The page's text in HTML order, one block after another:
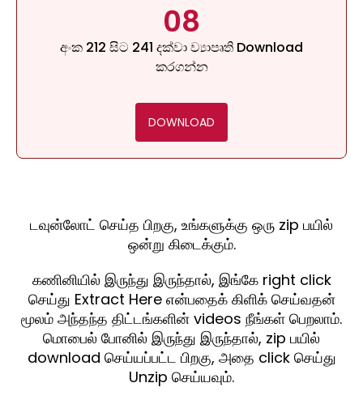
08
අංක 212 සිට 241 දක්වා ව්‍යාපෘති Download
කරගන්න
DOWNLOAD
டவுன்லோட் செய்த பிறகு, உங்களுக்கு ஒரு zip பயில்
ஒன்று கிடைக்கும்.
கணினியில் இருந்து இருந்தால், இங்கே right click
செய்து Extract Here என்பதைக் கிளிக் செய்வதன்
மூலம் அந்தந்த திட்டங்களின் videos நீங்கள் பெறலாம்.
மொபைல் போனில் இருந்து இருந்தால், zip பயில்
download செய்யப்பட்ட பிறகு, அதை click செய்து
Unzip செய்யவும்.